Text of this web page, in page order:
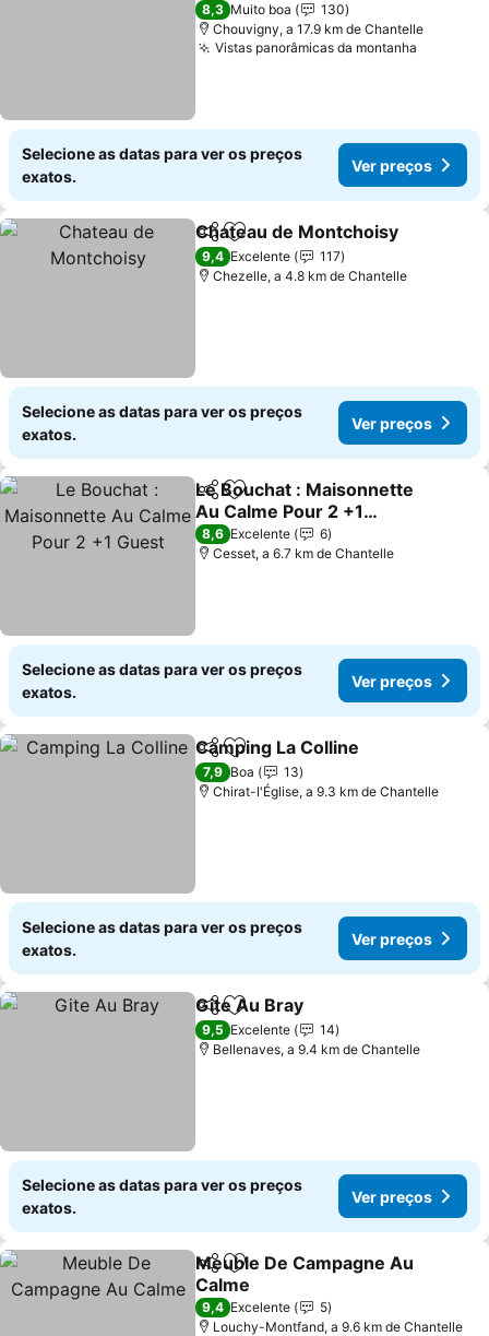
8,3 Muito boa
130
Chouvigny, a 17.9 km de Chantelle
Vistas panorâmicas da montanha
Selecione as datas para ver os preços
exatos.
Ver preços
PartilharAdicionar aos favoritos
Chateau de Montchoisy
9,4 Excelente
117
Chezelle, a 4.8 km de Chantelle
Selecione as datas para ver os preços
exatos.
Ver preços
PartilharAdicionar aos favoritos
Le Bouchat : Maisonnette
Au Calme Pour 2 +1
Guest
Ver preços
8,6 Excelente
6
Cesset, a 6.7 km de Chantelle
Selecione as datas para ver os preços
exatos.
Ver preços
PartilharAdicionar aos favoritos
Camping La Colline
7,9 Boa
13
Chirat-l'Église, a 9.3 km de Chantelle
Selecione as datas para ver os preços
exatos.
Ver preços
PartilharAdicionar aos favoritos
Gite Au Bray
9,5 Excelente
14
Bellenaves, a 9.4 km de Chantelle
Selecione as datas para ver os preços
exatos.
Ver preços
PartilharAdicionar aos favoritos
Meuble De Campagne Au
Calme
Ver preços
9,4 Excelente
5
Louchy-Montfand, a 9.6 km de Chantelle